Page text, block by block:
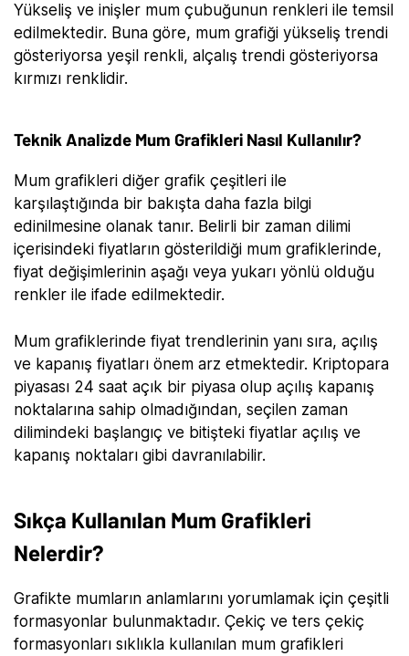
Yükseliş ve inişler mum çubuğunun renkleri ile temsil
edilmektedir. Buna göre, mum grafiği yükseliş trendi
gösteriyorsa yeşil renkli, alçalış trendi gösteriyorsa
kırmızı renklidir.
Teknik Analizde Mum Grafikleri Nasıl Kullanılır?
Mum grafikleri diğer grafik çeşitleri ile
karşılaştığında bir bakışta daha fazla bilgi
edinilmesine olanak tanır. Belirli bir zaman dilimi
içerisindeki fiyatların gösterildiği mum grafiklerinde,
fiyat değişimlerinin aşağı veya yukarı yönlü olduğu
renkler ile ifade edilmektedir.
Mum grafiklerinde fiyat trendlerinin yanı sıra, açılış
ve kapanış fiyatları önem arz etmektedir. Kriptopara
piyasası 24 saat açık bir piyasa olup açılış kapanış
noktalarına sahip olmadığından, seçilen zaman
dilimindeki başlangıç ve bitişteki fiyatlar açılış ve
kapanış noktaları gibi davranılabilir.
Sıkça Kullanılan Mum Grafikleri
Nelerdir?
Grafikte mumların anlamlarını yorumlamak için çeşitli
formasyonlar bulunmaktadır. Çekiç ve ters çekiç
formasyonları sıklıkla kullanılan mum grafikleri